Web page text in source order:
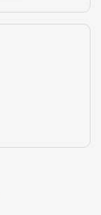
com